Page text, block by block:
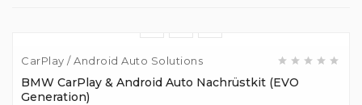
CarPlay / Android Auto Solutions
BMW CarPlay & Android Auto Nachrüstkit (EVO
Generation)